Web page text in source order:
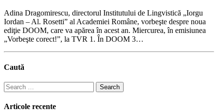
Adina Dragomirescu, directorul Institutului de Lingvistică „Iorgu
Iordan – Al. Rosetti” al Academiei Române, vorbeşte despre noua
ediţie DOOM, care va apărea în acest an. Miercurea, în emisiunea
„Vorbeşte corect!”, la TVR 1. În DOOM 3…
Caută
Search
for:
Articole recente